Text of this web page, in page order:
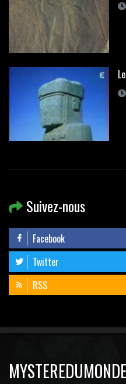
Suivez-nous
Facebook
Twitter
RSS
MYSTEREDUMONDE